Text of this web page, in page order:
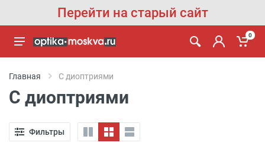
Перейти на старый сайт
0
Главная С диоптриями
С диоптриями
Фильтры